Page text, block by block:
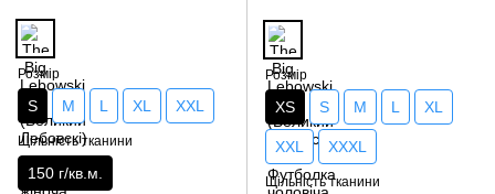
Розмір
S M L XL XXL
Щільність тканини
150 г/кв.м.
Розмір
XS S M L XL
XXL XXXL
Щільність тканини